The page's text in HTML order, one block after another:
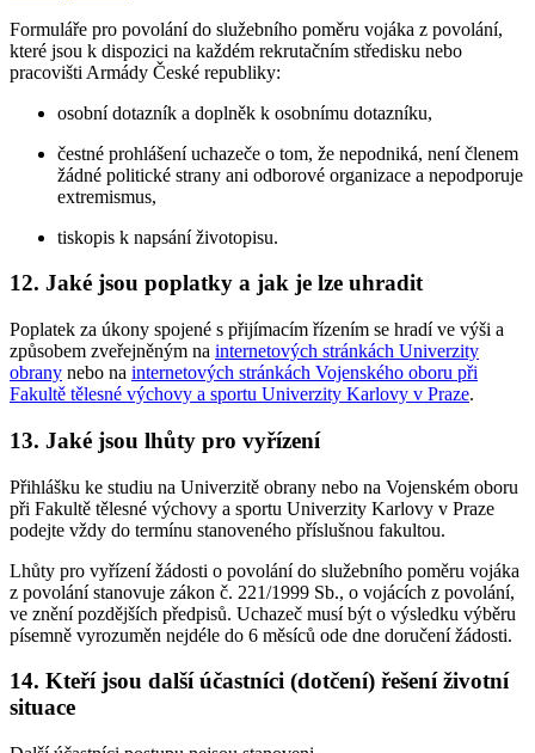
Formuláře pro povolání do služebního poměru vojáka z povolání,
které jsou k dispozici na každém rekrutačním středisku nebo
pracovišti Armády České republiky:
osobní dotazník a doplněk k osobnímu dotazníku,
čestné prohlášení uchazeče o tom, že nepodniká, není členem
žádné politické strany ani odborové organizace a nepodporuje
extremismus,
tiskopis k napsání životopisu.
12. Jaké jsou poplatky a jak je lze uhradit
Poplatek za úkony spojené s přijímacím řízením se hradí ve výši a
způsobem zveřejněným na internetových stránkách Univerzity
obrany nebo na internetových stránkách Vojenského oboru při
Fakultě tělesné výchovy a sportu Univerzity Karlovy v Praze.
13. Jaké jsou lhůty pro vyřízení
Přihlášku ke studiu na Univerzitě obrany nebo na Vojenském oboru
při Fakultě tělesné výchovy a sportu Univerzity Karlovy v Praze
podejte vždy do termínu stanoveného příslušnou fakultou.
Lhůty pro vyřízení žádosti o povolání do služebního poměru vojáka
z povolání stanovuje zákon č. 221/1999 Sb., o vojácích z povolání,
ve znění pozdějších předpisů. Uchazeč musí být o výsledku výběru
písemně vyrozuměn nejdéle do 6 měsíců ode dne doručení žádosti.
14. Kteří jsou další účastníci (dotčení) řešení životní
situace